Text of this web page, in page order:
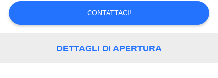
MAPPA
CONTATTACI!
DETTAGLI DI APERTURA